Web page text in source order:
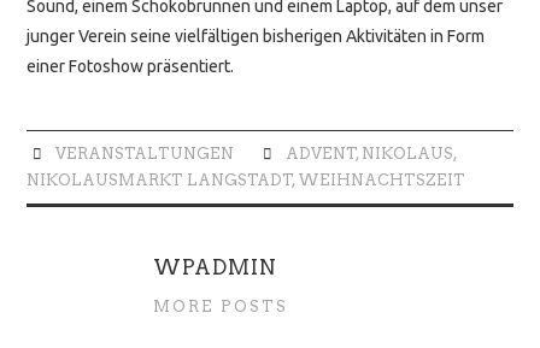
Sound, einem Schokobrunnen und einem Laptop, auf dem unser
junger Verein seine vielfältigen bisherigen Aktivitäten in Form
einer Fotoshow präsentiert.
VERANSTALTUNGEN ADVENT, NIKOLAUS,
NIKOLAUSMARKT LANGSTADT, WEIHNACHTSZEIT
WPADMIN
MORE POSTS